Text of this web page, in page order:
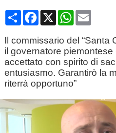
CondividiFacebook
X WhatsApp
Email
Il commissario del “Santa
il governatore piemontese
accettato con spirito di
entusiasmo. Garantirò la
riterrà opportuno”